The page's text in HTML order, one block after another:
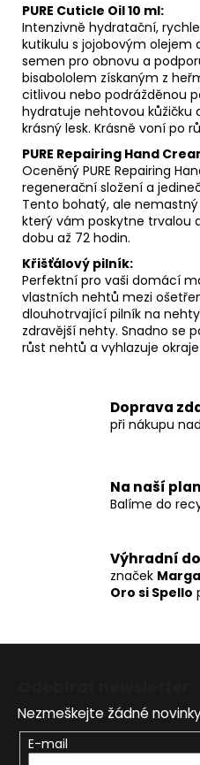
PURE Cuticle Oil 10 ml:
Intenzivně hydratační,
kutikulu s jojobovým olejem
semen pro obnovu a
bisabololem získaným z
citlivou nebo podrážděnou
hydratuje nehtovou kůžičku
krásný lesk. Krásně voní po
PURE Repairing Hand
Oceněný PURE Repairing
regenerační složení a
Tento bohatý, ale
který vám poskytne trvalou
dobu až 72 hodin.
Křišťálový pilník:
Perfektní pro vaši domácí
vlastních nehtů mezi
dlouhotrvající pilník na
zdravější nehty. Snadno se
růst nehtů a vyhlazuje
Doprava
při nákupu
Na naší
Balíme do
Výhradní
značek
Oro si Spello
Z
Nezmeškejte žádné
E-mail